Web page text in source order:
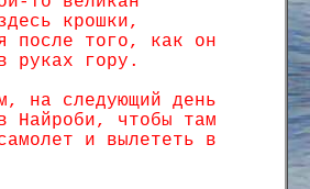
крошки,
после того, как он
руках гору.
на следующий день
Найроби, чтобы там
и вылететь в